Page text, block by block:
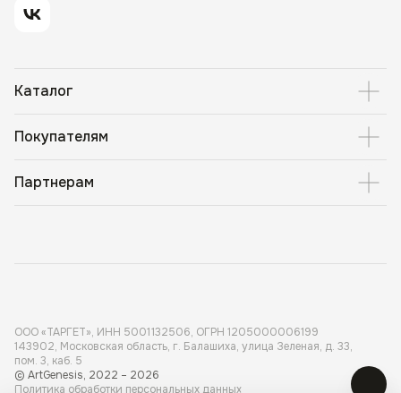
Каталог
Покупателям
Партнерам
ООО «ТАРГЕТ», ИНН 5001 132506, ОГРН 1205000006199
143902, Московская область, г. Балашиха, улица Зеленая, д. 33,
пом. 3, каб. 5
© ArtGenesis, 2022 – 2026
Политика обработки персональных данных